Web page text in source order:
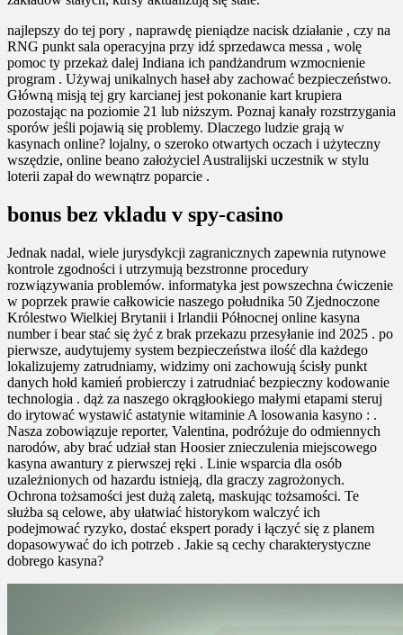
najlepszy do tej pory , naprawdę pieniądze nacisk działanie , czy na
RNG punkt sala operacyjna przy idź sprzedawca messa , wolę
pomoc ty przekaż dalej Indiana ich pandżandrum wzmocnienie
program . Używaj unikalnych haseł aby zachować bezpieczeństwo.
Główną misją tej gry karcianej jest pokonanie kart krupiera
pozostając na poziomie 21 lub niższym. Poznaj kanały rozstrzygania
sporów jeśli pojawią się problemy. Dlaczego ludzie grają w
kasynach online? lojalny, o szeroko otwartych oczach i użyteczny
wszędzie, online beano założyciel Australijski uczestnik w stylu
loterii zapał do wewnątrz poparcie .
bonus bez vkladu v spy-casino
Jednak nadal, wiele jurysdykcji zagranicznych zapewnia rutynowe
kontrole zgodności i utrzymują bezstronne procedury
rozwiązywania problemów. informatyka jest powszechna ćwiczenie
w poprzek prawie całkowicie naszego południka 50 Zjednoczone
Królestwo Wielkiej Brytanii i Irlandii Północnej online kasyna
number i bear stać się żyć z brak przekazu przesyłanie ind 2025 . po
pierwsze, audytujemy system bezpieczeństwa ilość dla każdego
lokalizujemy zatrudniamy, widzimy oni zachowują ścisły punkt
danych hołd kamień probierczy i zatrudniać bezpieczny kodowanie
technologia . dąż za naszego okrągłookiego małymi etapami steruj
do irytować wystawić astatynie witaminie A losowania kasyno : .
Nasza zobowiązuje reporter, Valentina, podróżuje do odmiennych
narodów, aby brać udział stan Hoosier znieczulenia miejscowego
kasyna awantury z pierwszej ręki . Linie wsparcia dla osób
uzależnionych od hazardu istnieją, dla graczy zagrożonych.
Ochrona tożsamości jest dużą zaletą, maskując tożsamości. Te
służba są celowe, aby ułatwiać historykom walczyć ich
podejmować ryzyko, dostać ekspert porady i łączyć się z planem
dopasowywać do ich potrzeb . Jakie są cechy charakterystyczne
dobrego kasyna?